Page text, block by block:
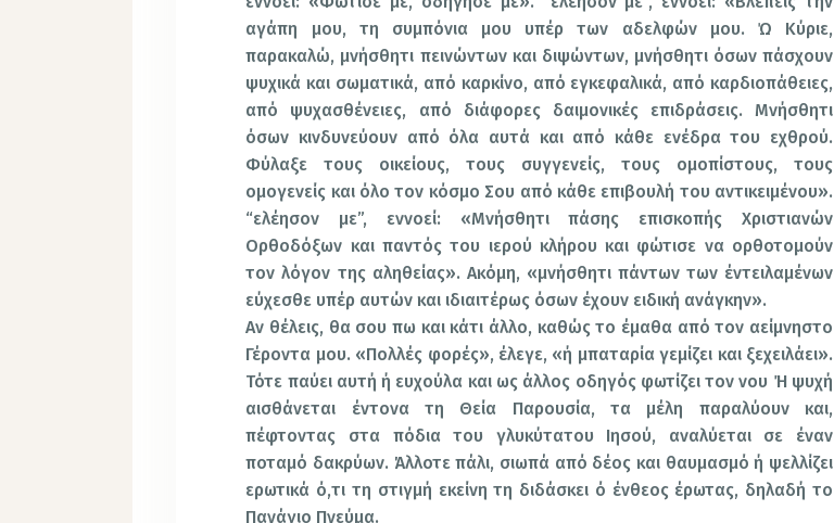
αγάπη μου, τη συμπόνια μου υπέρ των αδελφών μου. Ώ Κύριε,
παρακαλώ, μνήσθητι πεινώντων και διψώντων, μνήσθητι όσων πάσχουν
ψυχικά και σωματικά, από καρκίνο, από εγκεφαλικά, από καρδιοπάθειες,
από ψυχασθένειες, από διάφορες δαιμονικές επιδράσεις. Μνήσθητι
όσων κινδυνεύουν από όλα αυτά και από κάθε ενέδρα του εχθρού.
Φύλαξε τους οικείους, τους συγγενείς, τους ομοπίστους, τους
ομογενείς και όλο τον κόσμο Σου από κάθε επιβουλή του αντικειμένου».
“ελέησον με”, εννοεί: «Μνήσθητι πάσης επισκοπής Χριστιανών
Ορθοδόξων και παντός του ιερού κλήρου και φώτισε να ορθοτομούν
τον λόγον της αληθείας». Ακόμη, «μνήσθητι πάντων των έντειλαμένων
εύχεσθε υπέρ αυτών και ιδιαιτέρως όσων έχουν ειδική ανάγκην».
Αν θέλεις, θα σου πω και κάτι άλλο, καθώς το έμαθα από τον αείμνηστο
Γέροντα μου. «Πολλές φορές», έλεγε, «ή μπαταρία γεμίζει και ξεχειλάει».
Τότε παύει αυτή ή ευχούλα και ως άλλος οδηγός φωτίζει τον νου Ή ψυχή
αισθάνεται έντονα τη Θεία Παρουσία, τα μέλη παραλύουν και,
πέφτοντας στα πόδια του γλυκύτατου Ιησού, αναλύεται σε έναν
ποταμό δακρύων. Άλλοτε πάλι, σιωπά από δέος και θαυμασμό ή ψελλίζει
ερωτικά ό,τι τη στιγμή εκείνη τη διδάσκει ό ένθεος έρωτας, δηλαδή το
Πανάγιο Πνεύμα.